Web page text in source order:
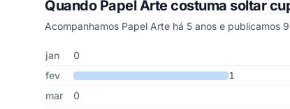
Quando Papel Arte costuma soltar
Acompanhamos Papel Arte há 5 anos e publicamos
Cupons de Papel Arte publicados por mês, somando
Mês Cupons publicados
jan
0
fev
1
mar
0